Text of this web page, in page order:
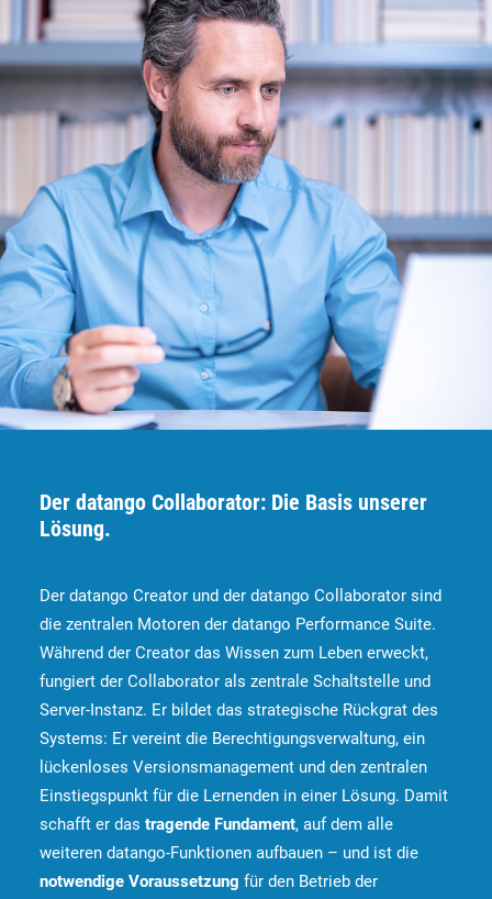
Der datango Collaborator: Die Basis unserer
Lösung.
Der datango Creator und der datango Collaborator sind
die zentralen Motoren der datango Performance Suite.
Während der Creator das Wissen zum Leben erweckt,
fungiert der Collaborator als zentrale Schaltstelle und
Server-Instanz. Er bildet das strategische Rückgrat des
Systems: Er vereint die Berechtigungsverwaltung, ein
lückenloses Versionsmanagement und den zentralen
Einstiegspunkt für die Lernenden in einer Lösung. Damit
schafft er das tragende Fundament, auf dem alle
weiteren datango-Funktionen aufbauen – und ist die
notwendige Voraussetzung für den Betrieb der